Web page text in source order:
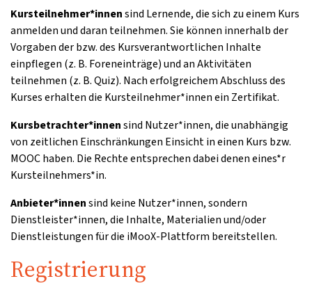
Kursteilnehmer*innensind Lernende, die sich zu einem Kurs
anmelden und daran teilnehmen. Sie können innerhalb der
Vorgaben der bzw. des Kursverantwortlichen Inhalte
einpflegen (z. B. Foreneinträge) und an Aktivitäten
teilnehmen (z. B. Quiz). Nach erfolgreichem Abschluss des
Kurses erhalten die Kursteilnehmer*innen ein Zertifikat.
Kursbetrachter*innensind Nutzer*innen, die unabhängig
von zeitlichen Einschränkungen Einsicht in einen Kurs bzw.
MOOC haben. Die Rechte entsprechen dabei denen eines*r
Kursteilnehmers*in.
Anbieter*innensind keine Nutzer*innen, sondern
Dienstleister*innen, die Inhalte, Materialien und/oder
Dienstleistungen für die iMooX-Plattform bereitstellen.
Registrierung